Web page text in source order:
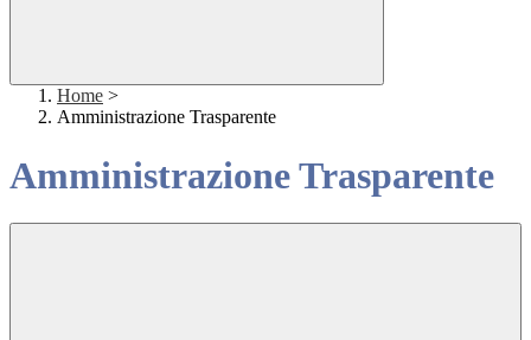
Home >
Amministrazione Trasparente
Amministrazione Trasparente